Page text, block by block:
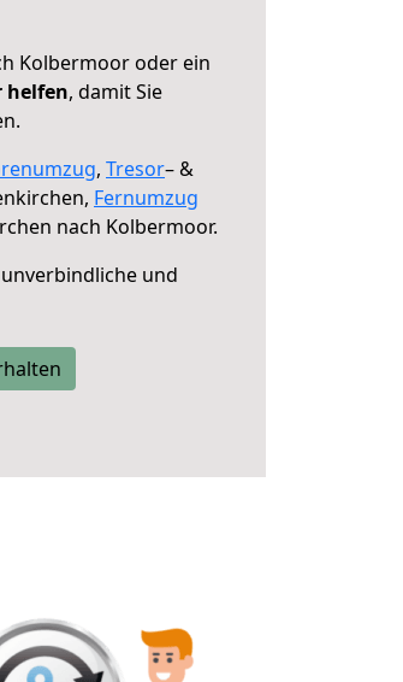
Kolbermoor oder ein
helfen, damit Sie
, Tresor– &
Fernumzug
nach Kolbermoor.
und